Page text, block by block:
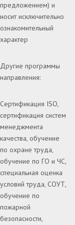
предложением) и
носит исключительно
ознакомительный
характер
Другие программы
направления:
Сертификация ISO,
сертификация систем
менеджмента
качества, обучение
по охране труда,
обучение по ГО и ЧС,
специальная оценка
условий труда, СОУТ,
обучение по
пожарной
безопасности,